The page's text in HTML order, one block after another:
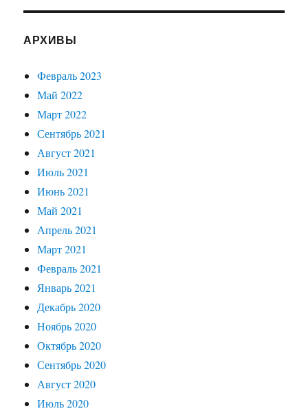
АРХИВЫ
Февраль 2023
Май 2022
Март 2022
Сентябрь 2021
Август 2021
Июль 2021
Июнь 2021
Май 2021
Апрель 2021
Март 2021
Февраль 2021
Январь 2021
Декабрь 2020
Ноябрь 2020
Октябрь 2020
Сентябрь 2020
Август 2020
Июль 2020